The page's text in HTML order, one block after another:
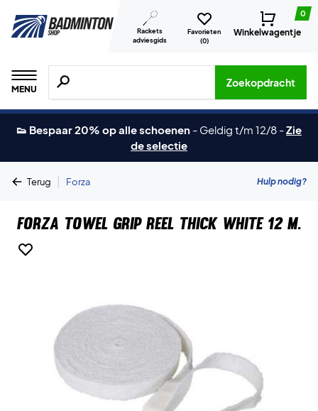
Rackets
adviesgids
Favorieten
(0)
0
Winkelwagentje
MENU
Zoeken naar producten, merken etc.
Zoekopdracht
👟 Bespaar 20% op alle schoenen - Geldig t/m 12/8 -Zie
de selectie
Terug | Forza Hulp nodig?
Forza Towel Grip Reel Thick White 12 m.